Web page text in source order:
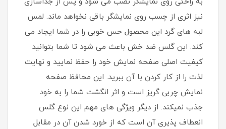
نیز اثری از چسب روی نمایشگر باقی نخواهد ماند. لمس
لبه های گرد این محصول حس خوبی را در شما ایجاد می
کند. این گلس ضد خش باعث می شود تا شما بتوانید
کیفیت اصلی صفحه نمایش خود را حفظ نمایید و نهایت
لذت را از کار کردن با آن ببرید. این محافظ صفحه
نمایش چربی گریز است و اثر انگشت شما را به خود
جذب نمیکند. از دیگر ویژگی های مهم این نوع گلس
انعطاف پذیری آن است که از خورد شدن آن در مقابل